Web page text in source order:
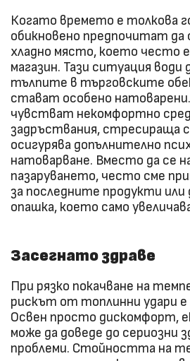
Когато времето е толкова
обикновено предпочитат да
хладно място, което често
магазин. Тази ситуация води
тълпите в търговските
стават особено
чувстват некомфортно
задръствания, стресираща
осигурява допълнително
натоварване. Вместо да се
пазаруването, често сме
за последните продукти или
опашка, което само
Засегнато здраве
При рязко покачване на
рискът от топлинни удари е
Освен просто дискомфорт,
може да доведе до сериозни
проблеми. Стойността на